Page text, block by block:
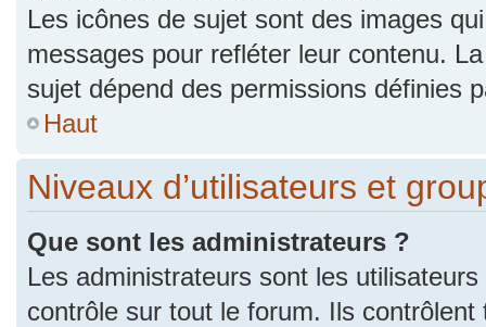
Les icônes de sujet sont des images
messages pour refléter leur contenu.
sujet dépend des permissions définies
Haut
Niveaux d’utilisateurs et
Que sont les administrateurs ?
Les administrateurs sont les
contrôle sur tout le forum. Ils